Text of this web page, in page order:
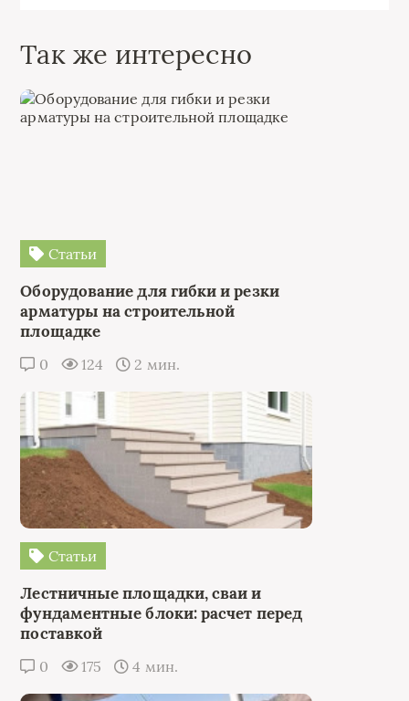
Так же интересно
Статьи
Оборудование для гибки и резки
арматуры на строительной
площадке
0 124 2 мин.
Статьи
Лестничные площадки, сваи и
фундаментные блоки: расчет перед
поставкой
0 175 4 мин.